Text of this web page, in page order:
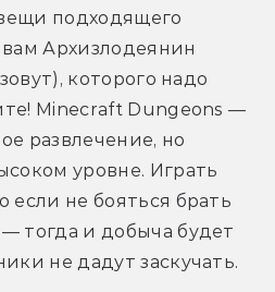
подходящего
Архизлодеянин
которого надо
Minecraft Dungeons —
развлечение, но
уровне. Играть
если не бояться брать
тогда и добыча будет
не дадут заскучать.